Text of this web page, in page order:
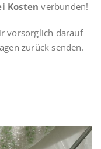
Kosten verbunden!
vorsorglich darauf
zurück senden.